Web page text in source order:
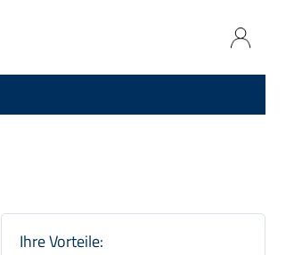
Produktzusammenfassung
Ihre Vorteile: